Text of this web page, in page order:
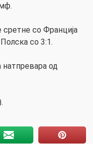
сретне со Франција
со 3:1.
од